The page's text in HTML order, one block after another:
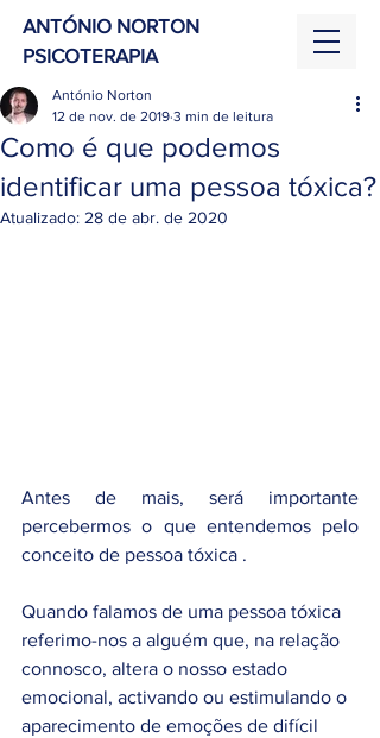
ANTÓNIO NORTON
PSICOTERAPIA
Como é que podemos
identificar uma pessoa tóxica?
António Norton
12 de nov. de 2019 3 min de leitura
Atualizado: 28 de abr. de 2020
Antes de mais, será importante
percebermos o que entendemos pelo
conceito de pessoa tóxica .
Quando falamos de uma pessoa tóxica
referimo-nos a alguém que, na relação
connosco, altera o nosso estado
emocional, activando ou estimulando o
aparecimento de emoções de difícil